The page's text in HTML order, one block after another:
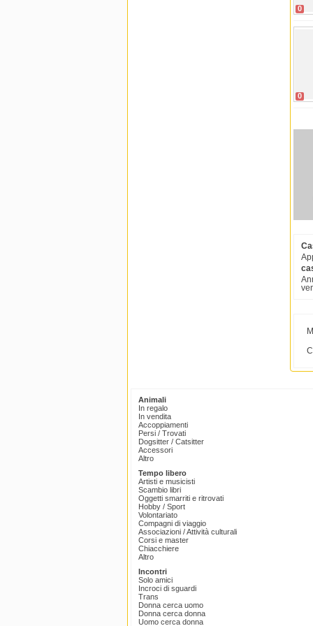
0
0
Animali
In regalo
In vendita
Accoppiamenti
Persi / Trovati
Dogsitter / Catsitter
Accessori
Altro
Tempo libero
Artisti e musicisti
Scambio libri
Oggetti smarriti e ritrovati
Hobby / Sport
Volontariato
Compagni di viaggio
Associazioni / Attività culturali
Corsi e master
Chiacchiere
Altro
Incontri
Solo amici
Incroci di sguardi
Trans
Donna cerca uomo
Donna cerca donna
Uomo cerca donna